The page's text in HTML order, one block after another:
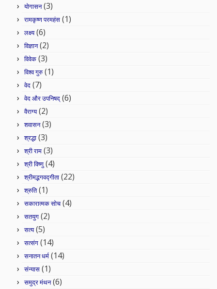
योगासन(3)
रामकृष्ण परमहंस (1)
लक्ष्य(6)
विज्ञान(2)
विवेक (3)
विश्व गुरु(1)
वेद (7)
वेद और उपनिषद् (6)
वैराग्य(2)
शवासन(3)
श्रद्धा (3)
श्री राम (3)
श्री विष्णु (4)
श्रीमद्भगवद्गीता (22)
श्रुति(1)
सकारात्मक सोच(4)
सतयुग (2)
सत्य(5)
सत्संग (14)
सनातन धर्म (14)
संन्यास (1)
समुद्र मंथन(6)